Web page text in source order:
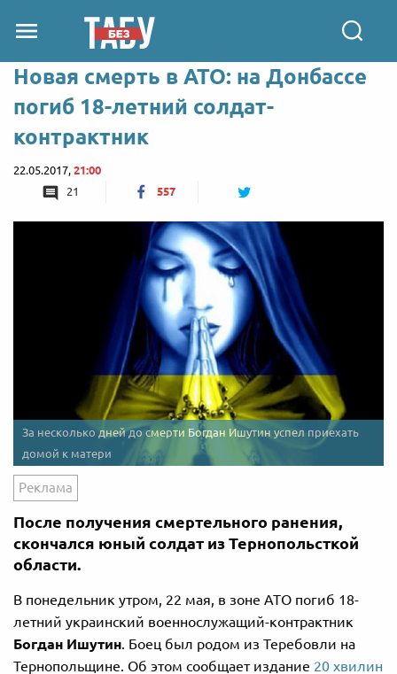
Новая смерть в АТО: на Донбассе
погиб 18-летний солдат-
контрактник
22.05.2017, 21:00
21
557
За несколько дней до смерти Богдан Ишутин успел приехать
домой к матери
Реклама
После получения смертельного ранения,
скончался юный солдат из Тернопольсткой
области.
В понедельник утром, 22 мая, в зоне АТО погиб 18-
летний украинский военнослужащий-контрактник
Богдан Ишутин . Боец был родом из Теребовли на
Тернопольщине. Об этом сообщает издание 20 хвилин